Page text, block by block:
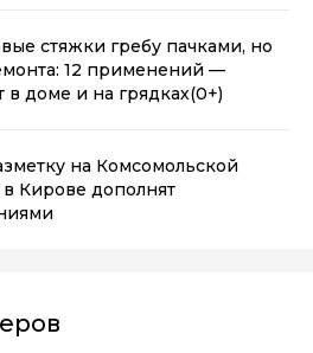
стяжки гребу пачками, но
12 применений —
в доме и на грядках(0+)
на Комсомольской
Кирове дополнят